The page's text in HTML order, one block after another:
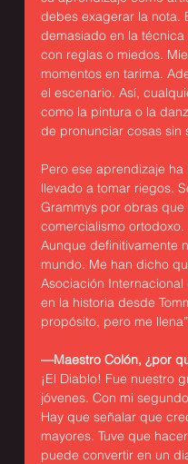
debes exagerar la nota.
demasiado en la
con reglas o miedos.
momentos en tarima.
el escenario. Así,
como la pintura o la
de pronunciar cosas sin
Pero ese aprendizaje
llevado a tomar riegos.
Grammys por obras
comercialismo
Aunque definitivamente
mundo. Me han dicho
Asociación Internacional
en la historia desde
propósito, pero me
—Maestro Colón, ¿por
¡El Diablo! Fue nuestro
jóvenes. Con mi
Hay que señalar que
mayores. Tuve que
puede convertir en un